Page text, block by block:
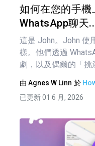
如何在您的手
WhatsApp聊天
這是 John。John 使
樣。他們透過
劇，以及偶爾的「挑
由 Agnes W Linn 於
已更新 01 6 月, 2026